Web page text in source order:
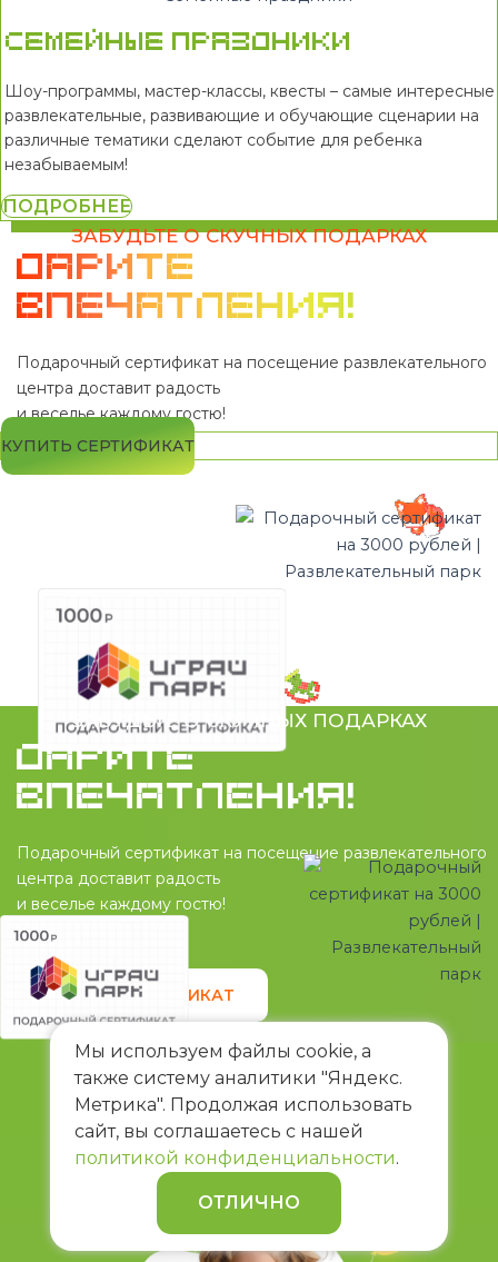
Мы используем файлы cookie, а
также систему аналитики "Яндекс.
Метрика". Продолжая использовать
сайт, вы соглашаетесь с нашей
политикой конфиденциальности.
ОТЛИЧНО
Семейные праздники
Шоу-программы, мастер-классы, квесты – самые интересные
развлекательные, развивающие и обучающие сценарии на
различные тематики сделают событие для ребенка
незабываемым!
ПОДРОБНЕЕ
ЗАБУДЬТЕ О СКУЧНЫХ ПОДАРКАХ
ДАРИТЕ
ВПЕЧАТЛЕНИЯ!
Подарочный сертификат на посещение развлекательного
центра доставит радость
и веселье каждому гостю!
КУПИТЬ СЕРТИФИКАТ
ЗАБУДЬТЕ О СКУЧНЫХ ПОДАРКАХ
ДАРИТЕ
ВПЕЧАТЛЕНИЯ!
Подарочный сертификат на посещение развлекательного
центра доставит радость
и веселье каждому гостю!
Узнать условия
КУПИТЬ СЕРТИФИКАТ
ЗАБУДЬТЕ О СКУЧНЫХ ПОДАРКАХ
ДАРИТЕ
ВПЕЧАТЛЕНИЯ!